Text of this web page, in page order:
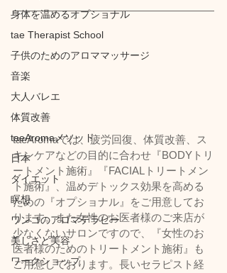
身体を温めるオプショナル
tae Therapist School
子供のためのアロママッサージ
音楽
大人バレエ
体質改善
taeAromaメソッド
日本
ダイエット
瞑想
ワンコのアロマテラピー
美しさと美容
ワークショップ
taeAromaでは、疲労回復、体質改善、ス
キンケアなどの目的に合わせ『BODYトリ
ートメント施術』『FACIALトリートメン
ト施術』、温めデトックス効果を高める
ための『オプショナル』をご用意してお
ります。また女性のお医者様のご来店が
少なくないサロンですので、『女性のお
医者様のためのトリートメント施術』も
ご用意しております。長いセラピスト経